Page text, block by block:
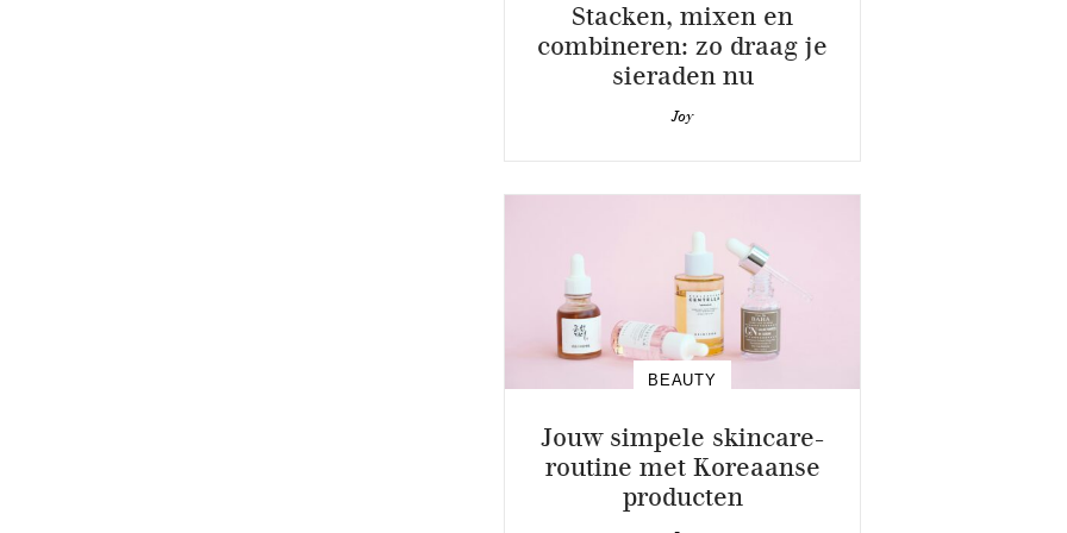
Stacken, mixen en
combineren: zo draag je
sieraden nu
Joy
BEAUTY
Jouw simpele skincare-
routine met Koreaanse
producten